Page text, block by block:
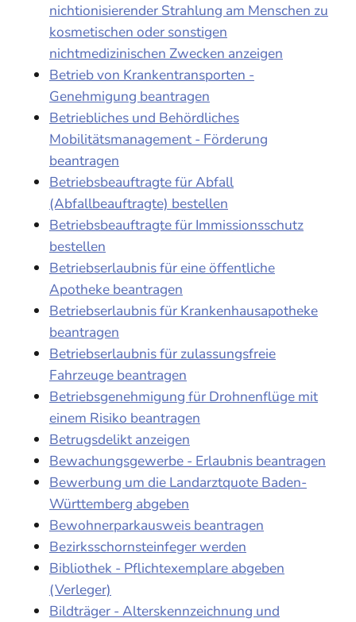
nichtionisierender Strahlung am Menschen zu
kosmetischen oder sonstigen
nichtmedizinischen Zwecken anzeigen
Betrieb von Krankentransporten -
Genehmigung beantragen
Betriebliches und Behördliches
Mobilitätsmanagement - Förderung
beantragen
Betriebsbeauftragte für Abfall
(Abfallbeauftragte) bestellen
Betriebsbeauftragte für Immissionsschutz
bestellen
Betriebserlaubnis für eine öffentliche
Apotheke beantragen
Betriebserlaubnis für Krankenhausapotheke
beantragen
Betriebserlaubnis für zulassungsfreie
Fahrzeuge beantragen
Betriebsgenehmigung für Drohnenflüge mit
einem Risiko beantragen
Betrugsdelikt anzeigen
Bewachungsgewerbe - Erlaubnis beantragen
Bewerbung um die Landarztquote Baden-
Württemberg abgeben
Bewohnerparkausweis beantragen
Bezirksschornsteinfeger werden
Bibliothek - Pflichtexemplare abgeben
(Verleger)
Bildträger - Alterskennzeichnung und